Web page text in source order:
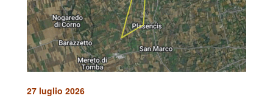
27 luglio 2026